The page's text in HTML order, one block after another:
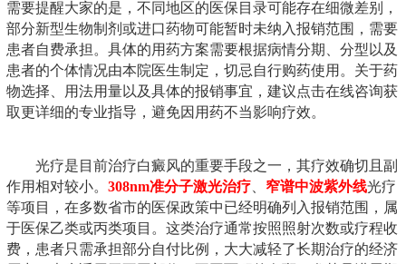
需要提醒大家的是，不同地区的医保目录可能存在细微差别，
部分新型生物制剂或进口药物可能暂时未纳入报销范围，需要
患者自费承担。具体的用药方案需要根据病情分期、分型以及
患者的个体情况由本院医生制定，切忌自行购药使用。关于药
物选择、用法用量以及具体的报销事宜，建议点击在线咨询获
取更详细的专业指导，避免因用药不当影响疗效。
光疗是目前治疗白癜风的重要手段之一，其疗效确切且副
作用相对较小。 308nm准分子激光治疗 窄谱中波紫外线光疗
等项目，在多数省市的医保政策中已经明确列入报销范围，属
于医保乙类或丙类项目。这类治疗通常按照照射次数或疗程收
费，患者只需承担部分自付比例，大大减轻了长期治疗的经济